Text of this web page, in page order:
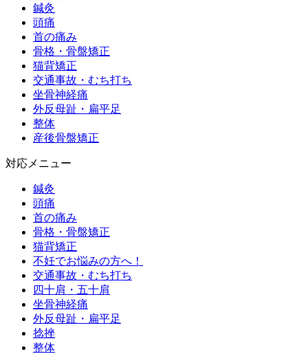
鍼灸
頭痛
首の痛み
骨格・骨盤矯正
猫背矯正
交通事故・むち打ち
坐骨神経痛
外反母趾・扁平足
整体
産後骨盤矯正
対応メニュー
鍼灸
頭痛
首の痛み
骨格・骨盤矯正
猫背矯正
不妊でお悩みの方へ！
交通事故・むち打ち
四十肩・五十肩
坐骨神経痛
外反母趾・扁平足
捻挫
整体